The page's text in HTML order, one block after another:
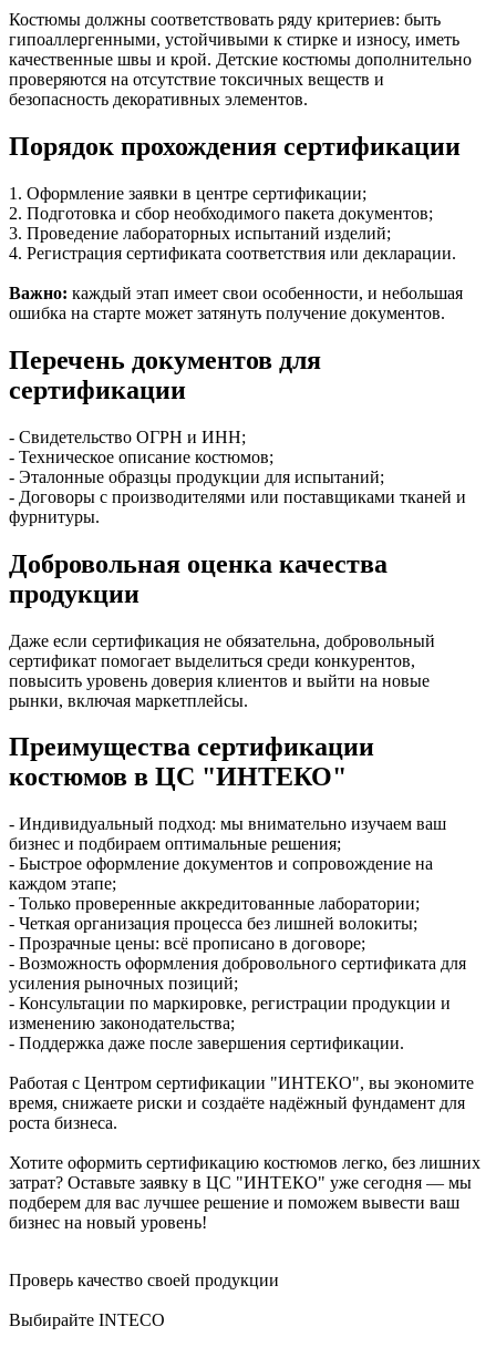
Костюмы должны соответствовать ряду критериев: быть
гипоаллергенными, устойчивыми к стирке и износу, иметь
качественные швы и крой. Детские костюмы дополнительно
проверяются на отсутствие токсичных веществ и
безопасность декоративных элементов.
Порядок прохождения сертификации
1. Оформление заявки в центре сертификации;
2. Подготовка и сбор необходимого пакета документов;
3. Проведение лабораторных испытаний изделий;
4. Регистрация сертификата соответствия или декларации.
Важно: каждый этап имеет свои особенности, и небольшая
ошибка на старте может затянуть получение документов.
Перечень документов для
сертификации
- Свидетельство ОГРН и ИНН;
- Техническое описание костюмов;
- Эталонные образцы продукции для испытаний;
- Договоры с производителями или поставщиками тканей и
фурнитуры.
Добровольная оценка качества
продукции
Даже если сертификация не обязательна, добровольный
сертификат помогает выделиться среди конкурентов,
повысить уровень доверия клиентов и выйти на новые
рынки, включая маркетплейсы.
Преимущества сертификации
костюмов в ЦС "ИНТЕКО"
- Индивидуальный подход: мы внимательно изучаем ваш
бизнес и подбираем оптимальные решения;
- Быстрое оформление документов и сопровождение на
каждом этапе;
- Только проверенные аккредитованные лаборатории;
- Четкая организация процесса без лишней волокиты;
- Прозрачные цены: всё прописано в договоре;
- Возможность оформления добровольного сертификата для
усиления рыночных позиций;
- Консультации по маркировке, регистрации продукции и
изменению законодательства;
- Поддержка даже после завершения сертификации.
Работая с Центром сертификации "ИНТЕКО", вы экономите
время, снижаете риски и создаёте надёжный фундамент для
роста бизнеса.
Хотите оформить сертификацию костюмов легко, без лишних
затрат? Оставьте заявку в ЦС "ИНТЕКО" уже сегодня — мы
подберем для вас лучшее решение и поможем вывести ваш
бизнес на новый уровень!
Проверь качество своей продукции
Выбирайте INTECO